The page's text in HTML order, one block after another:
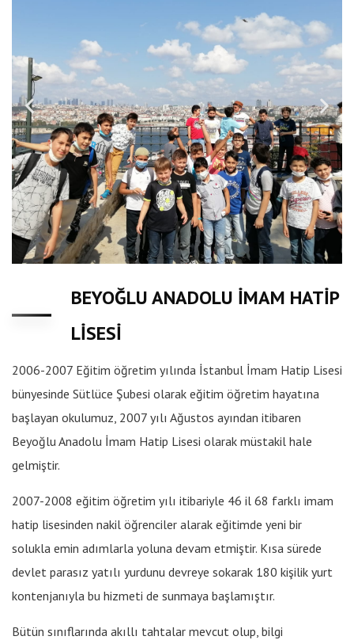
BEYOĞLU ANADOLU İMAM HATİP
LİSESİ
2006-2007 Eğitim öğretim yılında İstanbul İmam Hatip Lisesi
bünyesinde Sütlüce Şubesi olarak eğitim öğretim hayatına
başlayan okulumuz, 2007 yılı Ağustos ayından itibaren
Beyoğlu Anadolu İmam Hatip Lisesi olarak müstakil hale
gelmiştir.
2007-2008 eğitim öğretim yılı itibariyle 46 il 68 farklı imam
hatip lisesinden nakil öğrenciler alarak eğitimde yeni bir
solukla emin adımlarla yoluna devam etmiştir. Kısa sürede
devlet parasız yatılı yurdunu devreye sokarak 180 kişilik yurt
kontenjanıyla bu hizmeti de sunmaya başlamıştır.
Bütün sınıflarında akıllı tahtalar mevcut olup, bilgi